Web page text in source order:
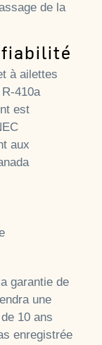
de la
à ailettes
410a
est
aux
garantie de
une
10 ans
enregistrée